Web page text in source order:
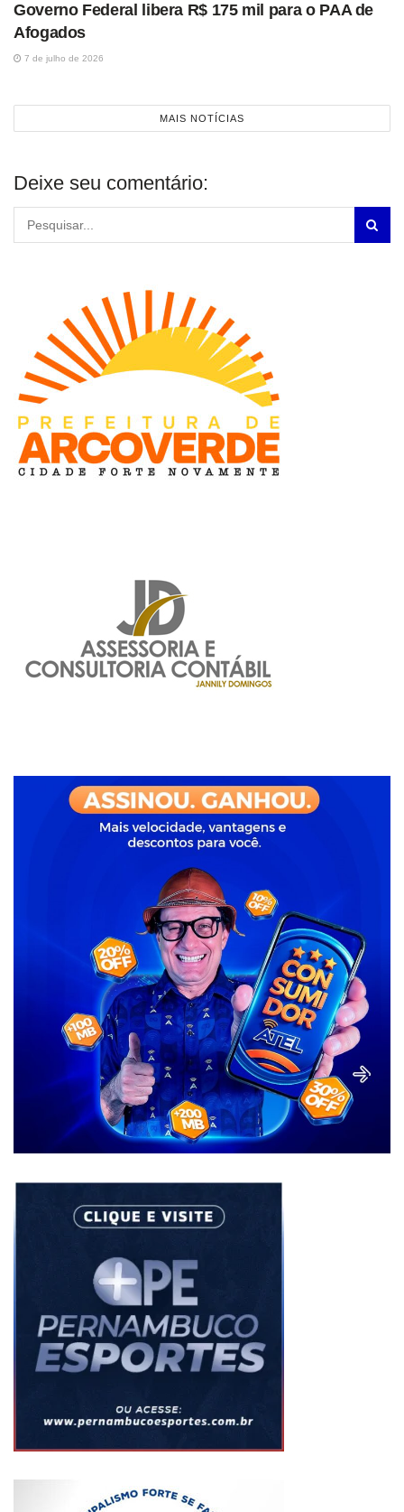
Governo Federal libera R$ 175 mil para o PAA de
Afogados
7 de julho de 2026
MAIS NOTÍCIAS
Deixe seu comentário: